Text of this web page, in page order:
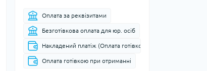
Оплата за реквізитами
Безготівкова оплата для юр. осіб
Накладений платіж (Оплата готівкою при доставці до
Оплата готівкою при отриманні